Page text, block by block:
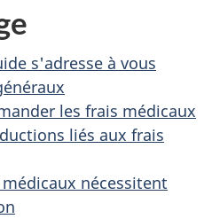
s'adresse à vous
les frais médicaux
liés aux frais
nécessitent